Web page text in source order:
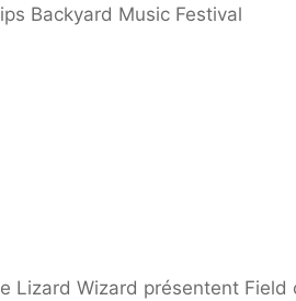
Backyard Music Festival
Lizard Wizard présentent Field